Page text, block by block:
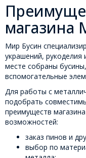
магазина
Мир Бусин
украшений,
месте собраны
вспомогательные
Для работы с
подобрать
преимуществ
возможностей:
заказ пинов и
выбор по